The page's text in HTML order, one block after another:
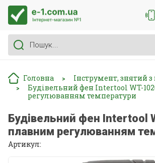
Головна > Інструмент, знятий
>
Будівельний фен Intertool WT-
регулюванням температури
Будівельний фен Intertool
плавним регулюванням
Артикул: